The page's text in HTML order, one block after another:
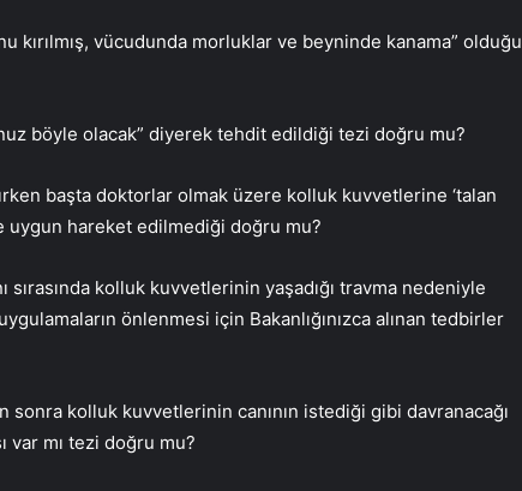
kırılmış, vücudunda morluklar ve beyninde kanama” olduğu
böyle olacak” diyerek tehdit edildiği tezi doğru mu?
başta doktorlar olmak üzere kolluk kuvvetlerine ‘talan
hareket edilmediği doğru mu?
sırasında kolluk kuvvetlerinin yaşadığı travma nedeniyle
önlenmesi için Bakanlığınızca alınan tedbirler
sonra kolluk kuvvetlerinin canının istediği gibi davranacağı
var mı tezi doğru mu?